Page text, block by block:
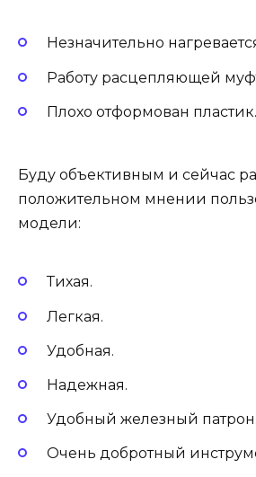
Незначительно
Работу расцепляющей
Плохо отформован пластик.
Буду объективным и сейчас
положительном мнении
модели:
Тихая.
Легкая.
Удобная.
Надежная.
Удобный железный патрон.
Очень добротный